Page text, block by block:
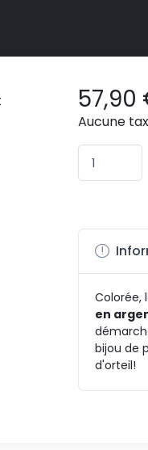
57,90
Aucune
Colorée,
en
bijou de
d'orteil!